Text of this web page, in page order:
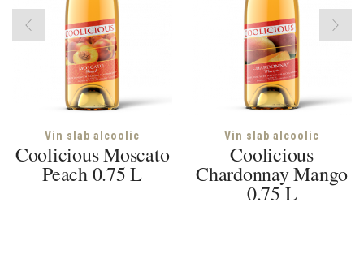
Vin slab alcoolic
Coolicious Moscato
Peach 0.75 L
Vin slab alcoolic
Coolicious
Chardonnay Mango
0.75 L